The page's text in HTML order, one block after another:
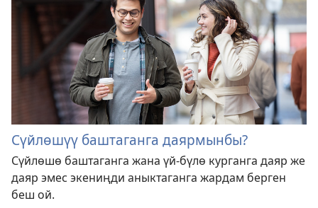
Сүйлөшүү баштаганга даярмынбы?
Сүйлөшө баштаганга жана үй-бүлө курганга даяр же
даяр эмес экениңди аныктаганга жардам берген
беш ой.